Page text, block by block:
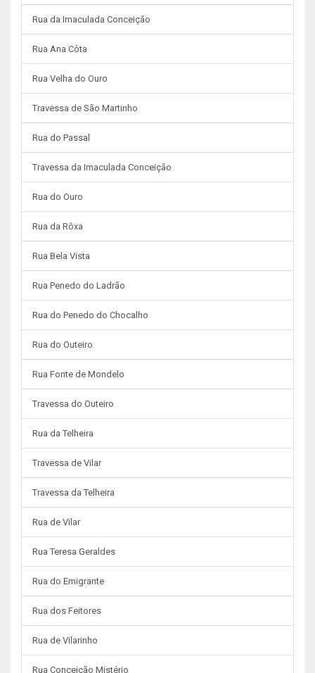
Rua da Imaculada Conceição
Rua Ana Côta
Rua Velha do Ouro
Travessa de São Martinho
Rua do Passal
Travessa da Imaculada Conceição
Rua do Ouro
Rua da Rôxa
Rua Bela Vista
Rua Penedo do Ladrão
Rua do Penedo do Chocalho
Rua do Outeiro
Rua Fonte de Mondelo
Travessa do Outeiro
Rua da Telheira
Travessa de Vilar
Travessa da Telheira
Rua de Vilar
Rua Teresa Geraldes
Rua do Emigrante
Rua dos Feitores
Rua de Vilarinho
Rua Conceição Mistério